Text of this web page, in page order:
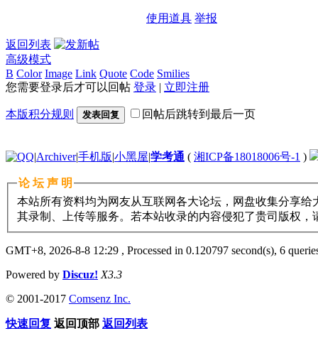
使用道具 举报
返回列表
高级模式
B Color Image Link Quote Code Smilies
您需要登录后才可以回帖 登录 | 立即注册
本版积分规则 发表回复 回帖后跳转到最后一页
|Archiver|手机版|小黑屋|学考通 ( 湘ICP备18018006号-1 )
论 坛 声 明
本站所有资料均为网友从互联网各大论坛，网盘收集分享
其录制、上传等服务。若本站收录的内容侵犯了贵司版权，
GMT+8, 2026-8-8 12:29 , Processed in 0.120797 second(s), 6
Powered by Discuz! X3.3
© 2001-2017 Comsenz Inc.
快速回复 返回顶部 返回列表